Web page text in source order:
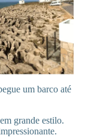
um barco até
grande estilo.